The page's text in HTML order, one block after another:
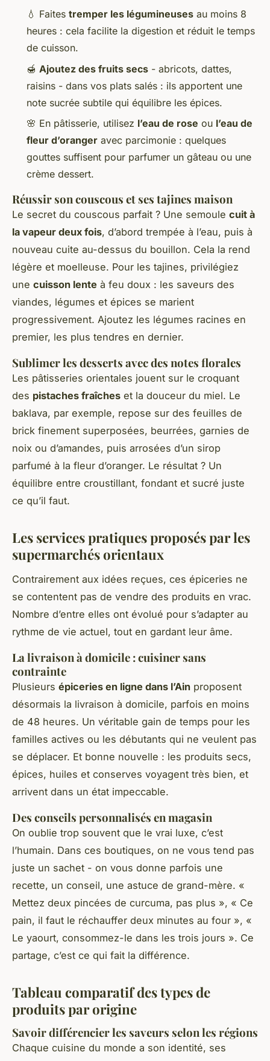
💧 Faites tremper les légumineuses au moins 8
heures : cela facilite la digestion et réduit le temps
de cuisson.
🍯 Ajoutez des fruits secs - abricots, dattes,
raisins - dans vos plats salés : ils apportent une
note sucrée subtile qui équilibre les épices.
🌸 En pâtisserie, utilisez l’eau de rose ou l’eau de
fleur d’oranger avec parcimonie : quelques
gouttes suffisent pour parfumer un gâteau ou une
crème dessert.
Réussir son couscous et ses tajines maison
Le secret du couscous parfait ? Une semoule cuit à
la vapeur deux fois, d’abord trempée à l’eau, puis à
nouveau cuite au-dessus du bouillon. Cela la rend
légère et moelleuse. Pour les tajines, privilégiez
une cuisson lente à feu doux : les saveurs des
viandes, légumes et épices se marient
progressivement. Ajoutez les légumes racines en
premier, les plus tendres en dernier.
Sublimer les desserts avec des notes florales
Les pâtisseries orientales jouent sur le croquant
des pistaches fraîches et la douceur du miel. Le
baklava, par exemple, repose sur des feuilles de
brick finement superposées, beurrées, garnies de
noix ou d’amandes, puis arrosées d’un sirop
parfumé à la fleur d’oranger. Le résultat ? Un
équilibre entre croustillant, fondant et sucré juste
ce qu’il faut.
Les services pratiques proposés par les
supermarchés orientaux
Contrairement aux idées reçues, ces épiceries ne
se contentent pas de vendre des produits en vrac.
Nombre d’entre elles ont évolué pour s’adapter au
rythme de vie actuel, tout en gardant leur âme.
La livraison à domicile : cuisiner sans
contrainte
Plusieurs épiceries en ligne dans l’Ain proposent
désormais la livraison à domicile, parfois en moins
de 48 heures. Un véritable gain de temps pour les
familles actives ou les débutants qui ne veulent pas
se déplacer. Et bonne nouvelle : les produits secs,
épices, huiles et conserves voyagent très bien, et
arrivent dans un état impeccable.
Des conseils personnalisés en magasin
On oublie trop souvent que le vrai luxe, c’est
l’humain. Dans ces boutiques, on ne vous tend pas
juste un sachet - on vous donne parfois une
recette, un conseil, une astuce de grand-mère. «
Mettez deux pincées de curcuma, pas plus », « Ce
pain, il faut le réchauffer deux minutes au four », «
Le yaourt, consommez-le dans les trois jours ». Ce
partage, c’est ce qui fait la différence.
Tableau comparatif des types de
produits par origine
Savoir différencier les saveurs selon les régions
Chaque cuisine du monde a son identité, ses